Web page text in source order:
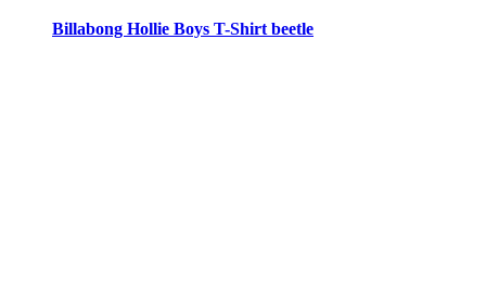
Billabong Hollie Boys T-Shirt beetle